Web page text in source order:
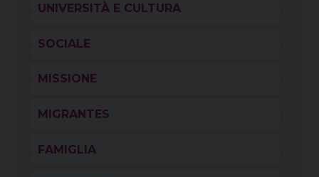
UNIVERSITÀ E CULTURA
SOCIALE
MISSIONE
MIGRANTES
FAMIGLIA